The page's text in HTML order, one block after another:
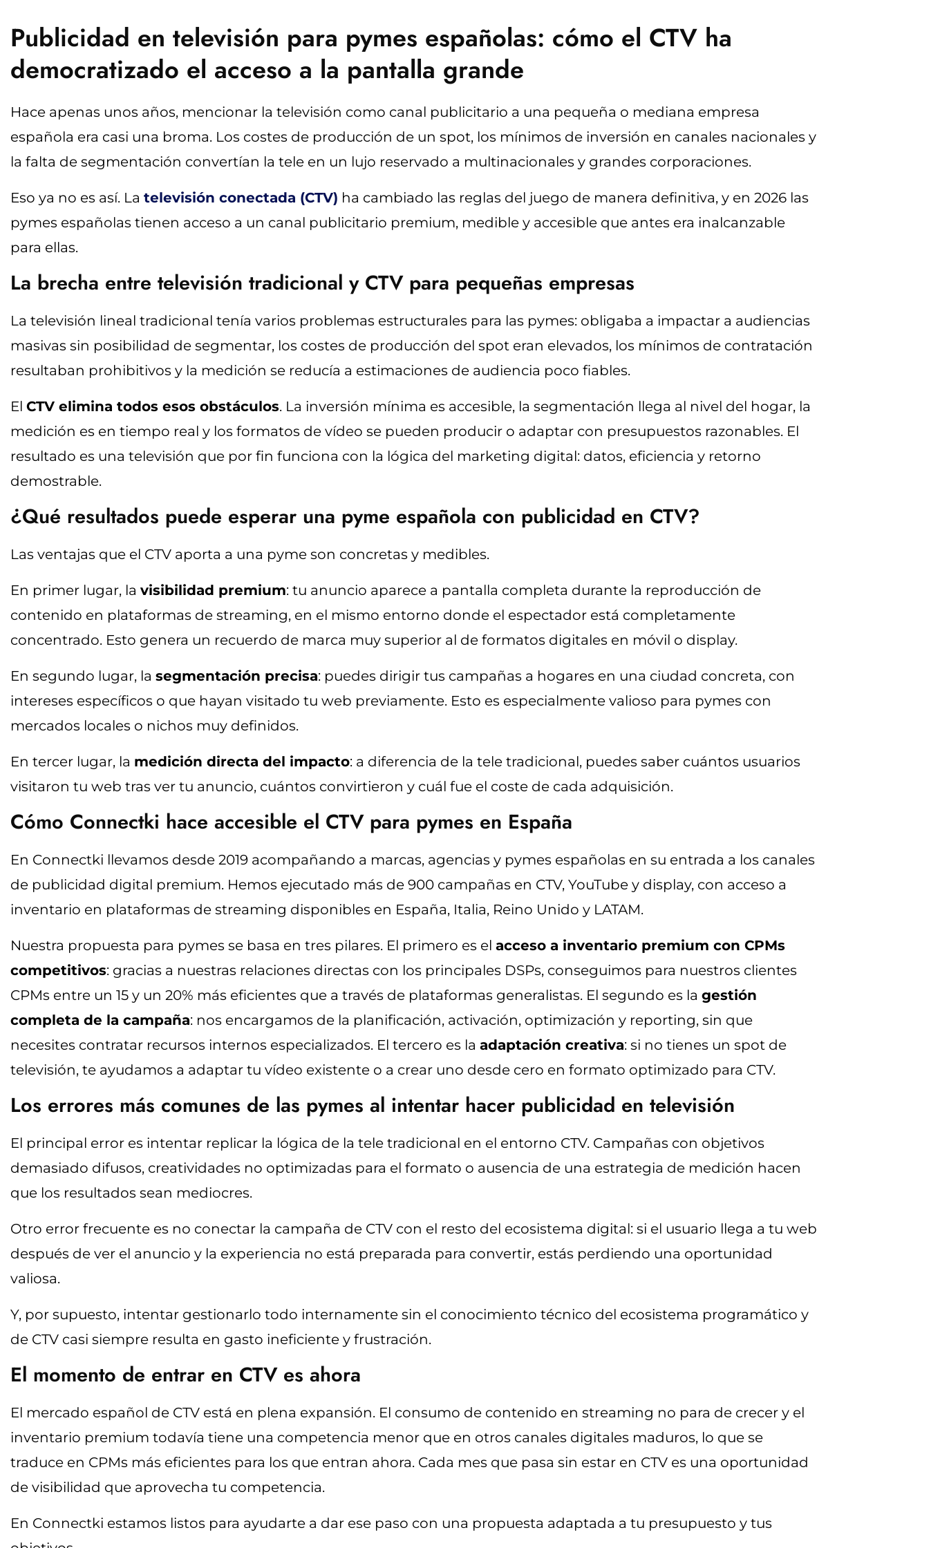
Publicidad en televisión para pymes españolas: cómo el CTV ha
democratizado el acceso a la pantalla grande
Hace apenas unos años, mencionar la televisión como canal publicitario a una pequeña o mediana empresa
española era casi una broma. Los costes de producción de un spot, los mínimos de inversión en canales nacionales y
la falta de segmentación convertían la tele en un lujo reservado a multinacionales y grandes corporaciones.
Eso ya no es así. La televisión conectada (CTV) ha cambiado las reglas del juego de manera definitiva, y en 2026 las
pymes españolas tienen acceso a un canal publicitario premium, medible y accesible que antes era inalcanzable
para ellas.
La brecha entre televisión tradicional y CTV para pequeñas empresas
La televisión lineal tradicional tenía varios problemas estructurales para las pymes: obligaba a impactar a audiencias
masivas sin posibilidad de segmentar, los costes de producción del spot eran elevados, los mínimos de contratación
resultaban prohibitivos y la medición se reducía a estimaciones de audiencia poco fiables.
El CTV elimina todos esos obstáculos. La inversión mínima es accesible, la segmentación llega al nivel del hogar, la
medición es en tiempo real y los formatos de vídeo se pueden producir o adaptar con presupuestos razonables. El
resultado es una televisión que por fin funciona con la lógica del marketing digital: datos, eficiencia y retorno
demostrable.
¿Qué resultados puede esperar una pyme española con publicidad en CTV?
Las ventajas que el CTV aporta a una pyme son concretas y medibles.
En primer lugar, la visibilidad premium: tu anuncio aparece a pantalla completa durante la reproducción de
contenido en plataformas de streaming, en el mismo entorno donde el espectador está completamente
concentrado. Esto genera un recuerdo de marca muy superior al de formatos digitales en móvil o display.
En segundo lugar, la segmentación precisa: puedes dirigir tus campañas a hogares en una ciudad concreta, con
intereses específicos o que hayan visitado tu web previamente. Esto es especialmente valioso para pymes con
mercados locales o nichos muy definidos.
En tercer lugar, la medición directa del impacto: a diferencia de la tele tradicional, puedes saber cuántos usuarios
visitaron tu web tras ver tu anuncio, cuántos convirtieron y cuál fue el coste de cada adquisición.
Cómo Connectki hace accesible el CTV para pymes en España
En Connectki llevamos desde 2019 acompañando a marcas, agencias y pymes españolas en su entrada a los canales
de publicidad digital premium. Hemos ejecutado más de 900 campañas en CTV, YouTube y display, con acceso a
inventario en plataformas de streaming disponibles en España, Italia, Reino Unido y LATAM.
Nuestra propuesta para pymes se basa en tres pilares. El primero es el acceso a inventario premium con CPMs
competitivos: gracias a nuestras relaciones directas con los principales DSPs, conseguimos para nuestros clientes
CPMs entre un 15 y un 20% más eficientes que a través de plataformas generalistas. El segundo es la gestión
completa de la campaña: nos encargamos de la planificación, activación, optimización y reporting, sin que
necesites contratar recursos internos especializados. El tercero es la adaptación creativa: si no tienes un spot de
televisión, te ayudamos a adaptar tu vídeo existente o a crear uno desde cero en formato optimizado para CTV.
Los errores más comunes de las pymes al intentar hacer publicidad en televisión
El principal error es intentar replicar la lógica de la tele tradicional en el entorno CTV. Campañas con objetivos
demasiado difusos, creatividades no optimizadas para el formato o ausencia de una estrategia de medición hacen
que los resultados sean mediocres.
Otro error frecuente es no conectar la campaña de CTV con el resto del ecosistema digital: si el usuario llega a tu web
después de ver el anuncio y la experiencia no está preparada para convertir, estás perdiendo una oportunidad
valiosa.
Y, por supuesto, intentar gestionarlo todo internamente sin el conocimiento técnico del ecosistema programático y
de CTV casi siempre resulta en gasto ineficiente y frustración.
El momento de entrar en CTV es ahora
El mercado español de CTV está en plena expansión. El consumo de contenido en streaming no para de crecer y el
inventario premium todavía tiene una competencia menor que en otros canales digitales maduros, lo que se
traduce en CPMs más eficientes para los que entran ahora. Cada mes que pasa sin estar en CTV es una oportunidad
de visibilidad que aprovecha tu competencia.
En Connectki estamos listos para ayudarte a dar ese paso con una propuesta adaptada a tu presupuesto y tus